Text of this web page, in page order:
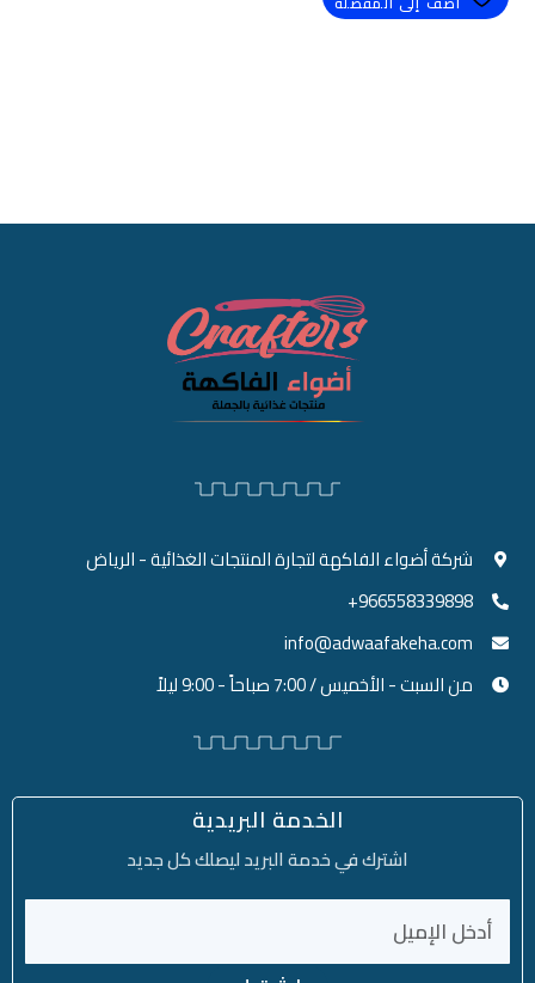
شركة أضواء الفاكهة لتجارة المنتجات الغذائية - الرياض
966558339898+
info@adwaafakeha.com
من السبت - الأخميس / 7:00 صباحاً - 9:00 ليلاً
الخدمة البريدية
اشترك في خدمة البريد ليصلك كل جديد